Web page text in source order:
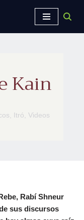
Kain
, Itró, Videos
Rabí Shneur
sus discursos